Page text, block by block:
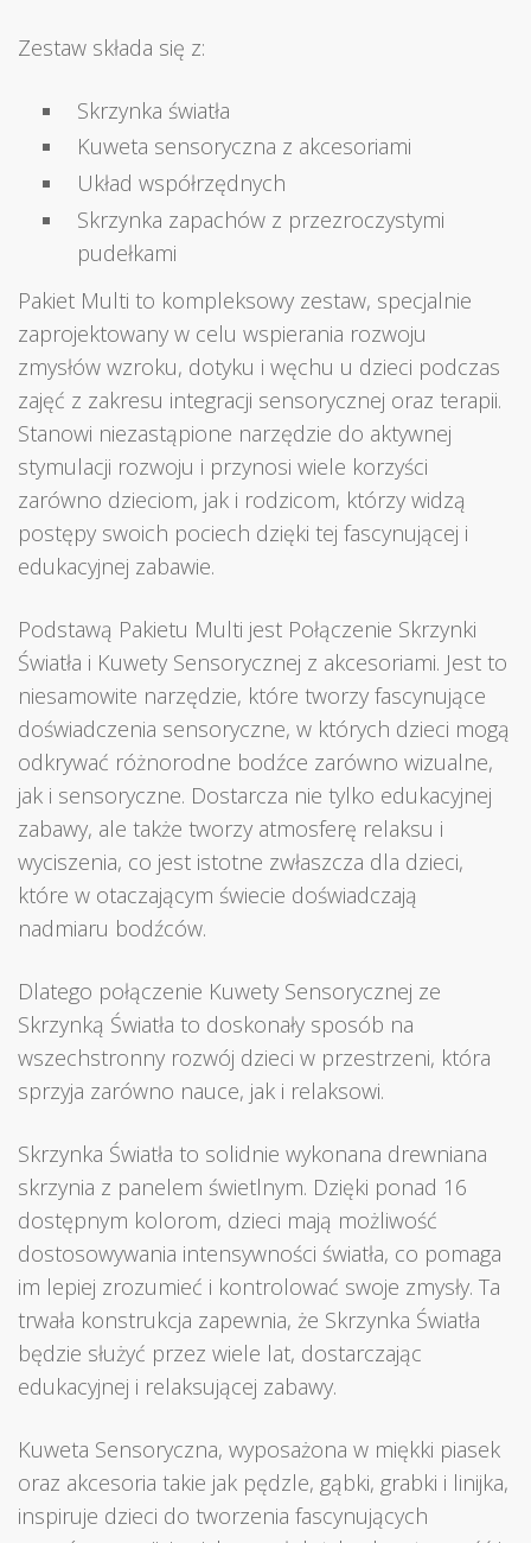
Zestaw składa się z:
Skrzynka światła
Kuweta sensoryczna z akcesoriami
Układ współrzędnych
Skrzynka zapachów z przezroczystymi
pudełkami
Pakiet Multi to kompleksowy zestaw, specjalnie
zaprojektowany w celu wspierania rozwoju
zmysłów wzroku, dotyku i węchu u dzieci podczas
zajęć z zakresu integracji sensorycznej oraz terapii.
Stanowi niezastąpione narzędzie do aktywnej
stymulacji rozwoju i przynosi wiele korzyści
zarówno dzieciom, jak i rodzicom, którzy widzą
postępy swoich pociech dzięki tej fascynującej i
edukacyjnej zabawie.
Podstawą Pakietu Multi jest Połączenie Skrzynki
Światła i Kuwety Sensorycznej z akcesoriami. Jest to
niesamowite narzędzie, które tworzy fascynujące
doświadczenia sensoryczne, w których dzieci mogą
odkrywać różnorodne bodźce zarówno wizualne,
jak i sensoryczne. Dostarcza nie tylko edukacyjnej
zabawy, ale także tworzy atmosferę relaksu i
wyciszenia, co jest istotne zwłaszcza dla dzieci,
które w otaczającym świecie doświadczają
nadmiaru bodźców.
Dlatego połączenie Kuwety Sensorycznej ze
Skrzynką Światła to doskonały sposób na
wszechstronny rozwój dzieci w przestrzeni, która
sprzyja zarówno nauce, jak i relaksowi.
Skrzynka Światła to solidnie wykonana drewniana
skrzynia z panelem świetlnym. Dzięki ponad 16
dostępnym kolorom, dzieci mają możliwość
dostosowywania intensywności światła, co pomaga
im lepiej zrozumieć i kontrolować swoje zmysły. Ta
trwała konstrukcja zapewnia, że Skrzynka Światła
będzie służyć przez wiele lat, dostarczając
edukacyjnej i relaksującej zabawy.
Kuweta Sensoryczna, wyposażona w miękki piasek
oraz akcesoria takie jak pędzle, gąbki, grabki i linijka,
inspiruje dzieci do tworzenia fascynujących